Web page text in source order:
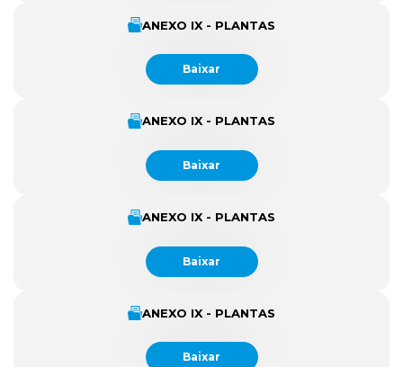
ANEXO IX - PLANTAS
Baixar
ANEXO IX - PLANTAS
Baixar
ANEXO IX - PLANTAS
Baixar
ANEXO IX - PLANTAS
Baixar